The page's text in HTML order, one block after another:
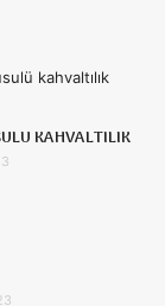
KAHVALTILIK